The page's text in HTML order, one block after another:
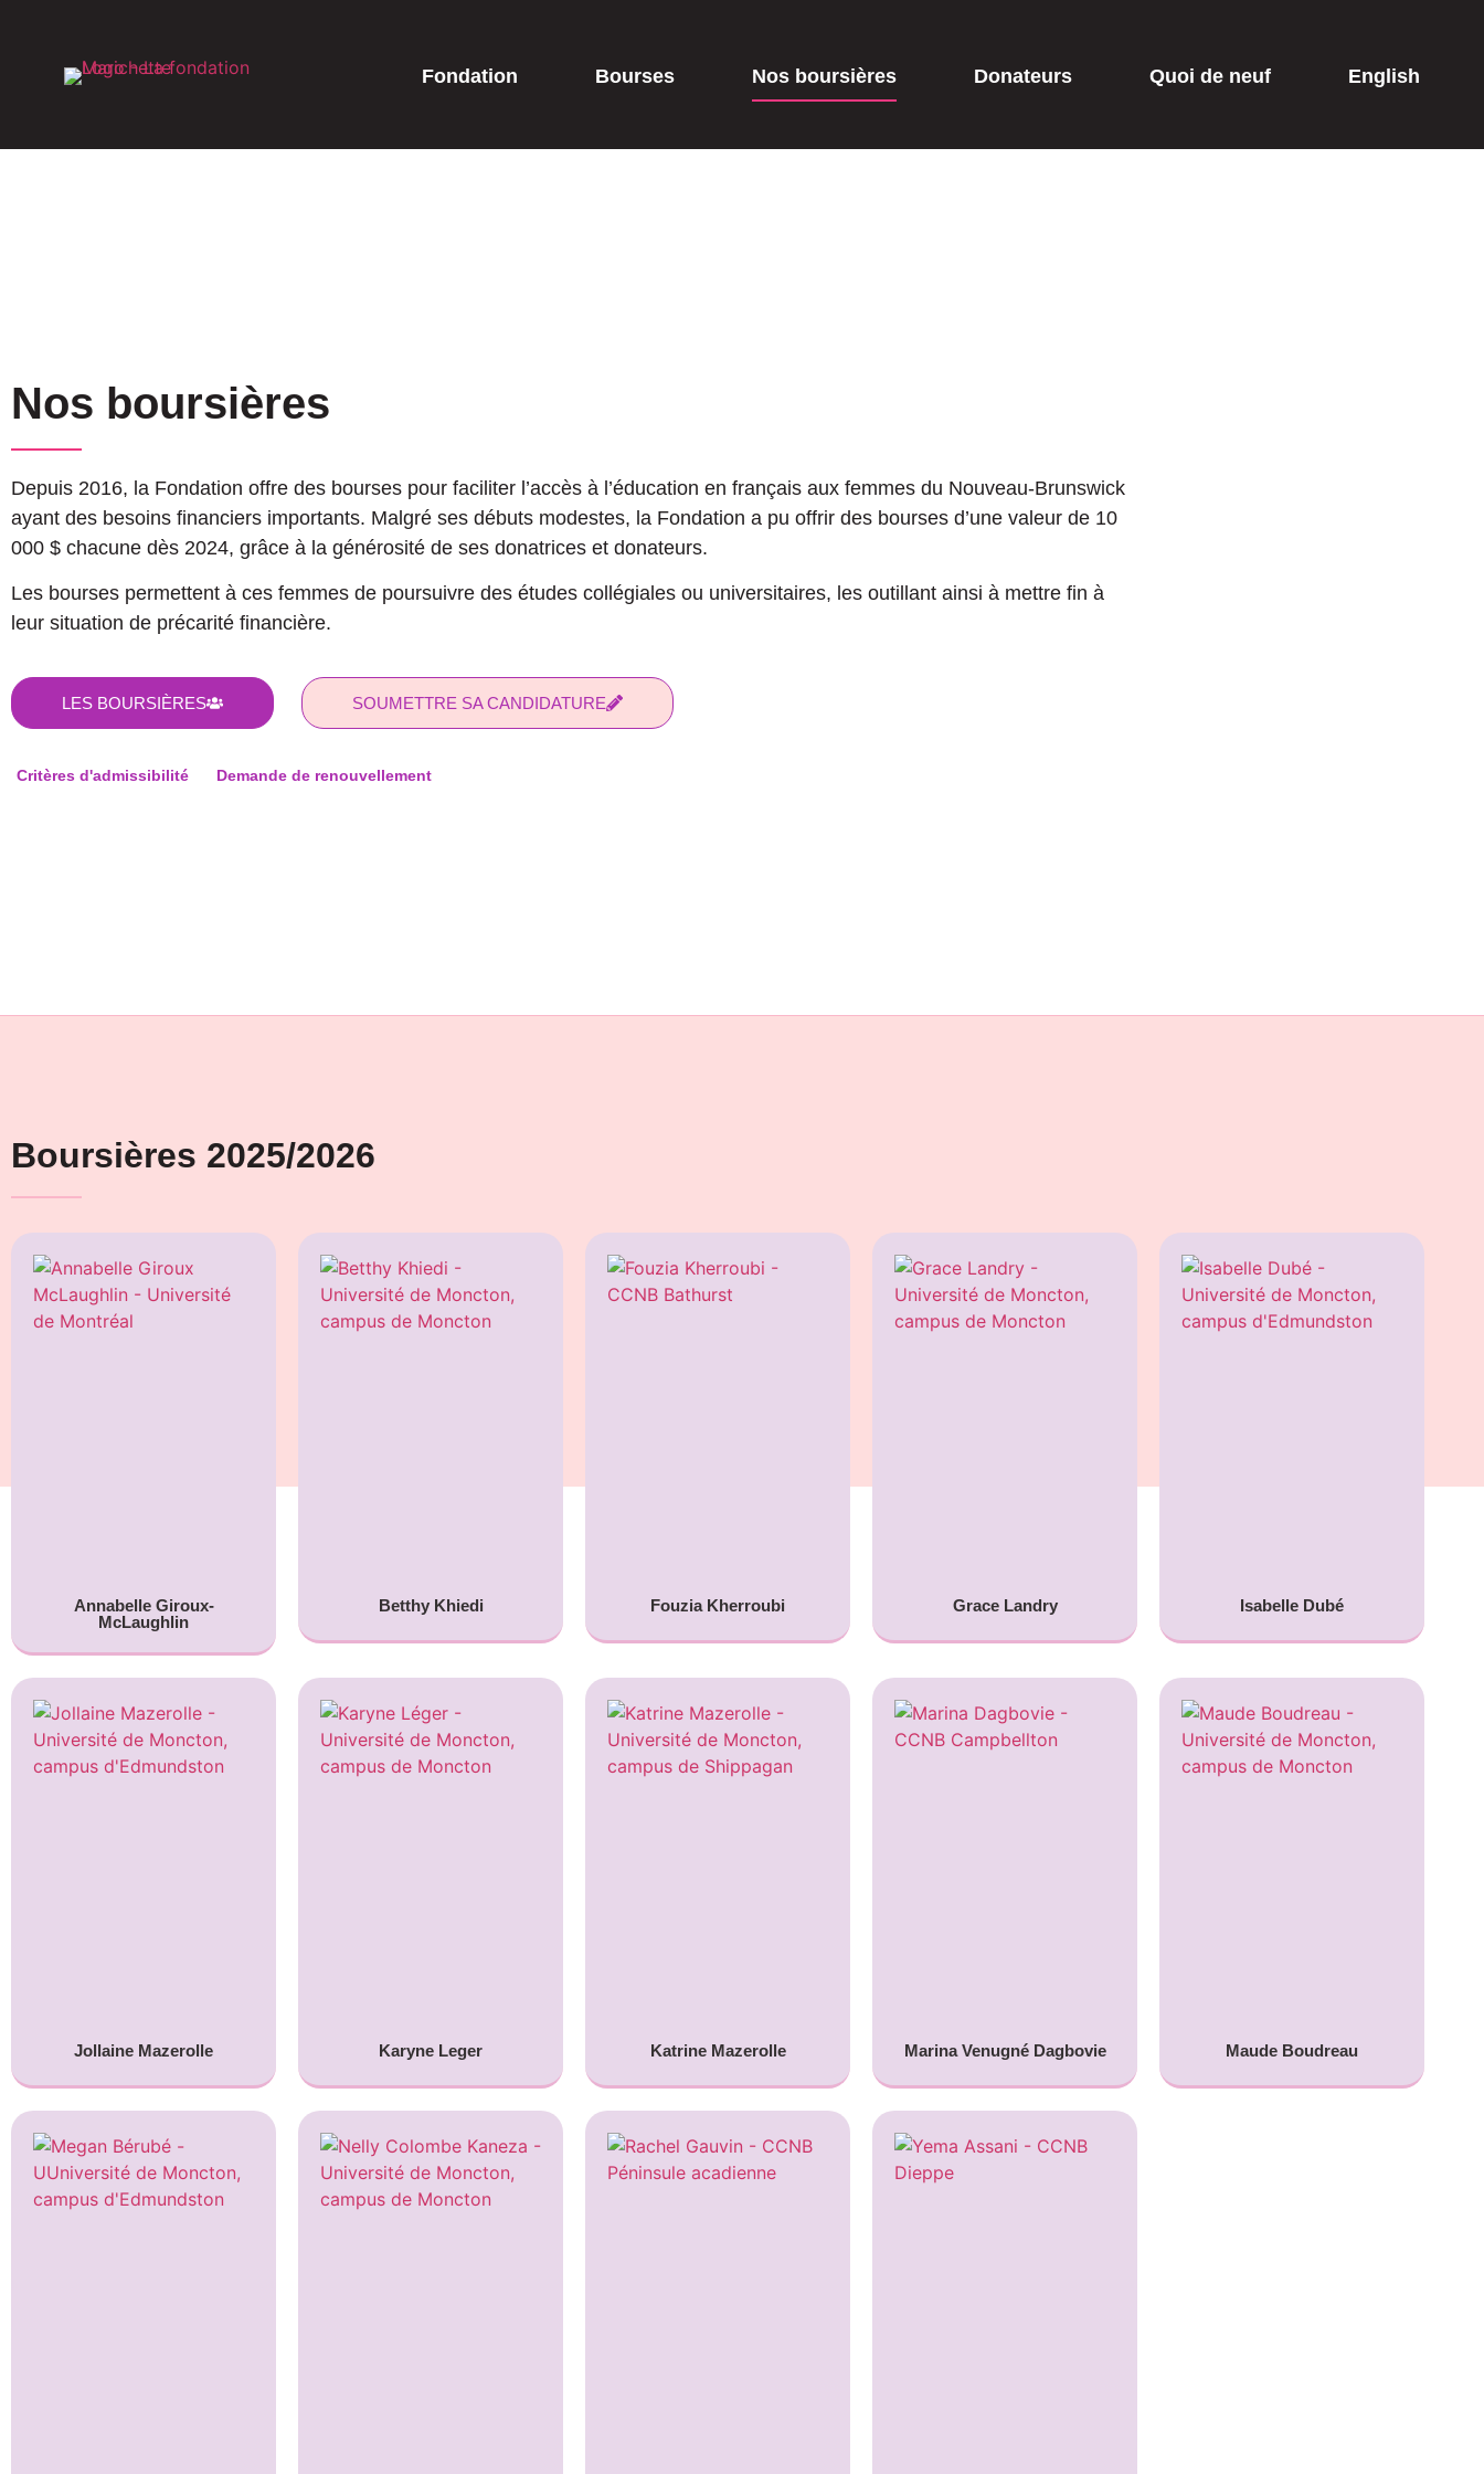
Fondation Bourses Nos boursières Donateurs Quoi de neuf English
Nos boursières
Depuis 2016, la Fondation offre des bourses pour faciliter l’accès à l’éducation en français aux femmes du Nouveau-Brunswick
ayant des besoins financiers importants. Malgré ses débuts modestes, la Fondation a pu offrir des bourses d’une valeur de 10
000 $ chacune dès 2024, grâce à la générosité de ses donatrices et donateurs.
Les bourses permettent à ces femmes de poursuivre des études collégiales ou universitaires, les outillant ainsi à mettre fin à
leur situation de précarité financière.
LES BOURSIÈRES SOUMETTRE SA CANDIDATURE
Critères d'admissibilité Demande de renouvellement
Boursières 2025/2026
Annabelle Giroux-
McLaughlin
Betthy Khiedi Fouzia Kherroubi Grace Landry Isabelle Dubé
Jollaine Mazerolle Karyne Leger Katrine Mazerolle Marina Venugné Dagbovie Maude Boudreau